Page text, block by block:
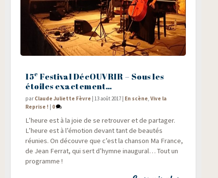
15e Festival DécOUVRIR – Sous les
étoiles exactement…
par Claude Juliette Fèvre |13 août 2017 En scène,Vive la
Reprise !
0
L’heure est à la joie de se retrou­ver et de par­ta­ger.
L’heure est à l’émotion devant tant de beau­tés
réunies. On découvre que c’est la chan­son Ma France,
de Jean Fer­rat, qui sert d’hymne inau­gu­ral… Tout un
programme !